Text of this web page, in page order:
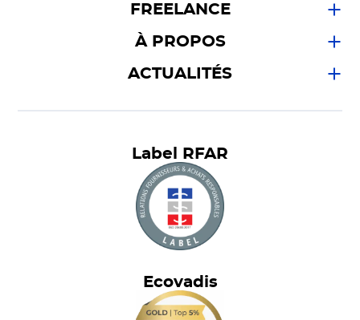
FREELANCE
À PROPOS
ACTUALITÉS
Label RFAR
Ecovadis